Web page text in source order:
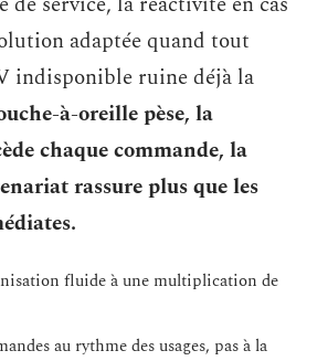
adaptée quand tout
indisponible ruine déjà la
à-oreille pèse, la
chaque commande, la
rassure plus que les
fluide à une multiplication de
au rythme des usages, pas à la